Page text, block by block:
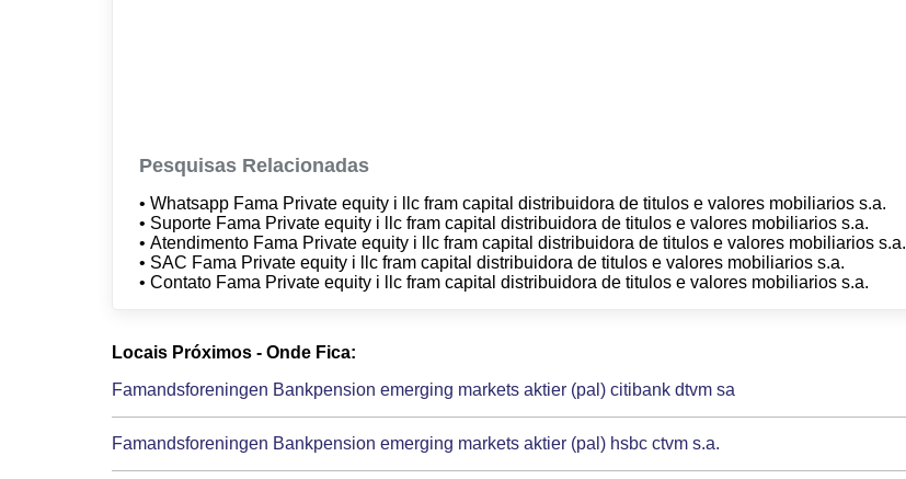
Pesquisas Relacionadas
• Whatsapp Fama Private equity i llc fram capital distribuidora de titulos e valores mobiliarios s.a.
• Suporte Fama Private equity i llc fram capital distribuidora de titulos e valores mobiliarios s.a.
• Atendimento Fama Private equity i llc fram capital distribuidora de titulos e valores mobiliarios s.a.
• SAC Fama Private equity i llc fram capital distribuidora de titulos e valores mobiliarios s.a.
• Contato Fama Private equity i llc fram capital distribuidora de titulos e valores mobiliarios s.a.
Locais Próximos - Onde Fica:
Famandsforeningen Bankpension emerging markets aktier (pal) citibank dtvm sa
Famandsforeningen Bankpension emerging markets aktier (pal) hsbc ctvm s.a.